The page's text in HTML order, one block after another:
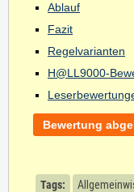
Ablauf
Fazit
Regelvarianten
H@LL9000-
Bewertung
Tags: